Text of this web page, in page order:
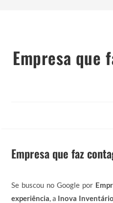
Empresa que
Empresa que faz
Se buscou no Google por
experiência , a Inova